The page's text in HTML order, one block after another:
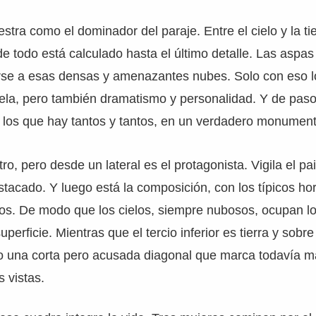
como el dominador del paraje. Entre el cielo y la
todo está calculado hasta el último detalle. Las
a esas densas y amenazantes nubes. Solo con eso
pero también dramatismo y personalidad. Y de
que hay tantos y tantos, en un verdadero
pero desde un lateral es el protagonista. Vigila el
Y luego está la composición, con los típicos
De modo que los cielos, siempre nubosos, ocupan
Mientras que el tercio inferior es tierra y
una corta pero acusada diagonal que marca todavía
vistas.